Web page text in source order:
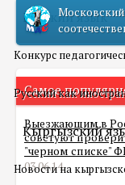
Русский язык
Конкурс
Русский как
Кыргызский
Новости на
Самое
Выезжающим в
советуют
"черном списке"
03.06.14